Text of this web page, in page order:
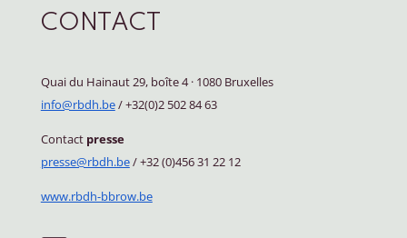
CONTACT
Quai du Hainaut 29, boîte 4·1080 Bruxelles
info@rbdh.be/ +32(0)2 502 84 63
Contact presse
presse@rbdh.be/ +32 (0)456 31 22 12
www.rbdh-bbrow.be